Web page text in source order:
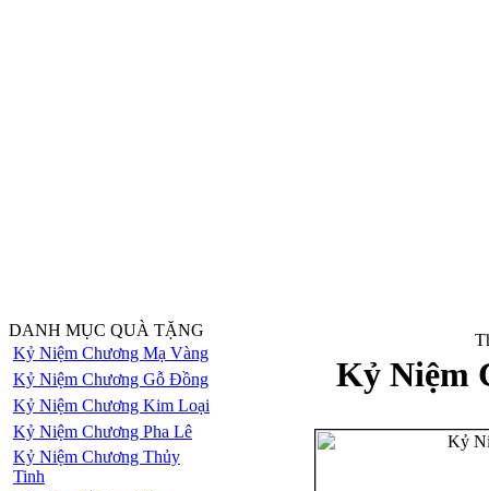
DANH MỤC QUÀ TẶNG
Kỷ Niệm Chương Mạ Vàng
Kỷ Niệm Chương Gỗ Đồng
Kỷ Niệm Chương Kim Loại
Kỷ Niệm Chương Pha Lê
Kỷ Niệm Chương Thủy
Tinh
Kỷ Niệm